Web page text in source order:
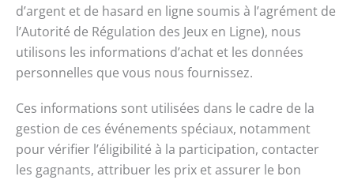
d’argent et de hasard en ligne soumis à l’agrément de
l’Autorité de Régulation des Jeux en Ligne), nous
utilisons les informations d’achat et les données
personnelles que vous nous fournissez.
Ces informations sont utilisées dans le cadre de la
gestion de ces événements spéciaux, notamment
pour vérifier l’éligibilité à la participation, contacter
les gagnants, attribuer les prix et assurer le bon